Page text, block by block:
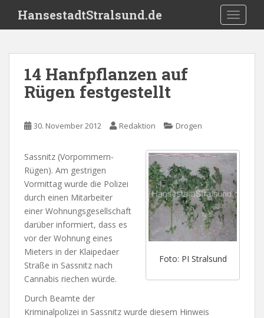
i
HansestadtStralsund.de
14 Hanfpflanzen auf
Rügen festgestellt
30. November 2012 Redaktion Drogen
Foto: PI Stralsund
Sassnitz (Vorpommern-
Rügen). Am gestrigen
Vormittag wurde die Polizei
durch einen Mitarbeiter
einer Wohnungsgesellschaft
darüber informiert, dass es
vor der Wohnung eines
Mieters in der Klaipedaer
Straße in Sassnitz nach
Cannabis riechen würde.
Durch Beamte der
Kriminalpolizei in Sassnitz wurde diesem Hinweis